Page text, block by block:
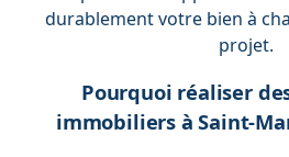
durablement votre bien à
projet.
Pourquoi réaliser
immobiliers à Saint-